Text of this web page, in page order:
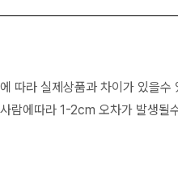
따라 실제상품과 차이가 있을수
람에따라 1-2cm 오차가 발생될